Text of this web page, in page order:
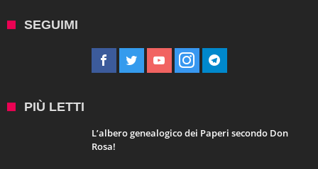
SEGUIMI
PIÙ LETTI
L’albero genealogico dei Paperi secondo Don
Rosa!